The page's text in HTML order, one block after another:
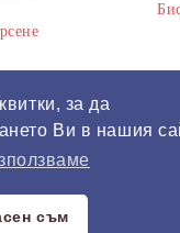
за да
Ви в нашия
съм
е 100% съобразен